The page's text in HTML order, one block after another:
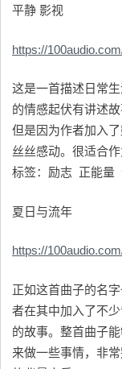
平静 影视
https://
这是一首描述日常
的情感起伏有讲述
但是因为作者加入
丝丝感动。很适合
标签：励志 正能
夏日与流年
https://
正如这首曲子的名
者在其中加入了不
的故事。整首曲子
来做一些事情，非